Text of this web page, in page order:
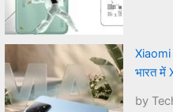
Xiaomi
भारत में
by